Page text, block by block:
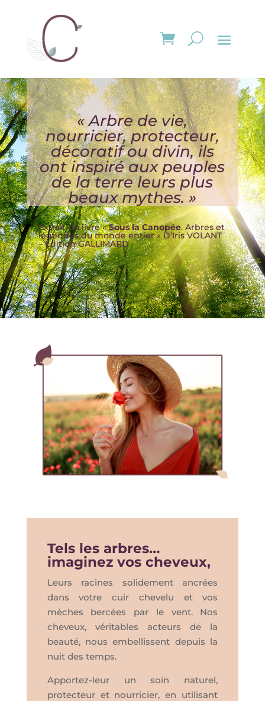
« Arbre de vie,
nourricier, protecteur,
décoratif ou divin, ils
ont inspiré aux peuples
de la terre leurs plus
beaux mythes. »
Extrait du livre «Sous la Canopée. Arbres et
légendes du monde entier » D’Iris VOLANT
– Edition GALLIMARD
Tels les arbres…
imaginez vos cheveux,
Leurs racines solidement ancrées
dans votre cuir chevelu et vos
mèches bercées par le vent. Nos
cheveux, véritables acteurs de la
beauté, nous embellissent depuis la
nuit des temps.
Apportez-leur un soin naturel,
protecteur et nourricier, en utilisant